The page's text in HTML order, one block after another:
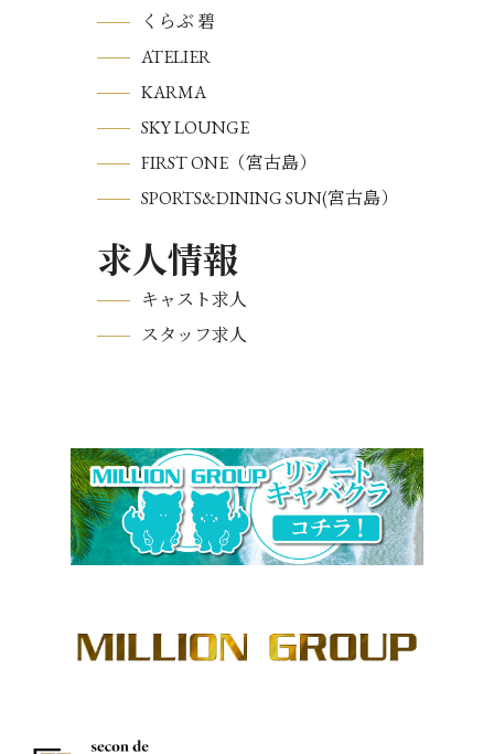
くらぶ 碧
ATELIER
KARMA
SKY LOUNGE
FIRST ONE（宮古島）
SPORTS&DINING SUN(宮古島）
求人情報
キャスト求人
スタッフ求人